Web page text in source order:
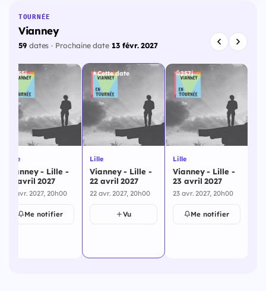
TOURNÉE
Vianney
59dates · Prochaine date 13 févr. 2027
255j
Lille
Vianney - Lille -
21 avril 2027
21 avr. 2027, 20h00
Me notifier
Cette date
Lille
Vianney - Lille -
22 avril 2027
22 avr. 2027, 20h00
Vu
257j
Lille
Vianney - Lille -
23 avril 2027
23 avr. 2027, 20h00
Me notifier